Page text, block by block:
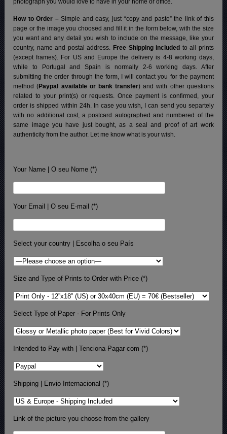
How to Order –Simple and easy, just “copy and paste” the link of this
page or the image you choosed and fill it in the form below, with the size
you want and any detail you wish to include on the message, like your
country, name and postal address. Free Shipping included to all prints
(except frames). For US and Europe the delivery is 4-8 working days,
while to Portugal and Spain is normally 2-6 working days. After
submitting the order through the form, I will contact you for the payment
method (Paypal available or bank transfer) and with other questions
related to your print(s) or requests. Once payment is confirmed, your
order is shipped within 24h. In case you wish, I can send you separtely
with no additional cost, a postcard autographed and numbered of the
same image you have just bought, as a seal and proof of art work
authenticity from the author. Let me know what is your wish.
Your Name | O seu Nome (*)
Your Email | O seu E-mail (*)
Select your country | Escolha o seu País
Size and Type of Prints to Order with Price (*)
Select Type of Paper - For Prints Only
Intended to Pay with | Tenciona Pagar com (*)
Shipping | Envio Internacional (*)
Link of the picture you choose from the gallery